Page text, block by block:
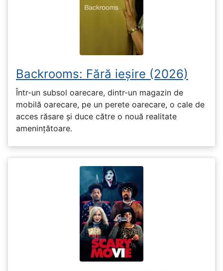
Backrooms: Fără ieșire (2026)
Într-un subsol oarecare, dintr-un magazin de
mobilă oarecare, pe un perete oarecare, o cale de
acces răsare și duce către o nouă realitate
amenințătoare.